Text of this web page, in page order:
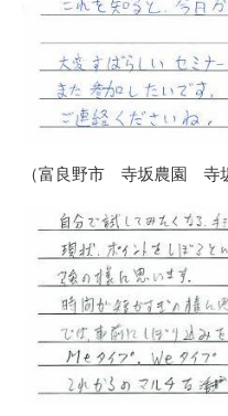
（富良野市 寺坂農園 寺